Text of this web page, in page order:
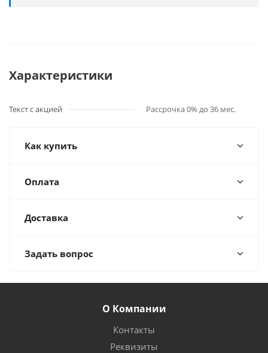
Характеристики
Текст с акцией Рассрочка 0% до 36 мес.
Как купить
Оплата
Доставка
Задать вопрос
О Компании
Контакты
Реквизиты